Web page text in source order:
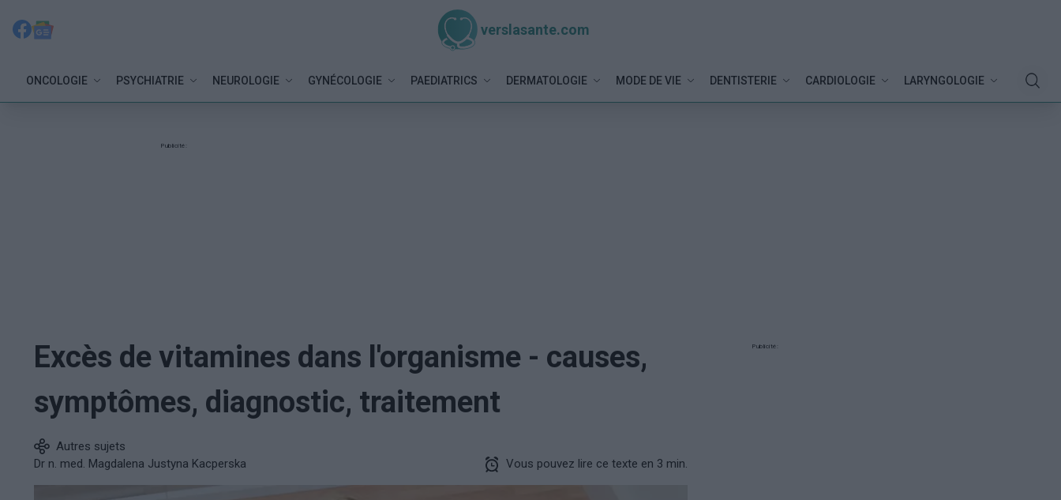
verslasante.com
ONCOLOGIE PSYCHIATRIE NEUROLOGIE GYNÉCOLOGIE PAEDIATRICS DERMATOLOGIE MODE DE VIE DENTISTERIE CARDIOLOGIE LARYNGOLOGIE
Publicité:
Excès de vitamines dans l'organisme - causes,
symptômes, diagnostic, traitement
Autres sujets
Dr n. med. Magdalena Justyna Kacperska
Vous pouvez lire ce texte en 3 min.
Publicité: